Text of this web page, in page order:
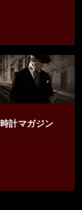
時計マガジン